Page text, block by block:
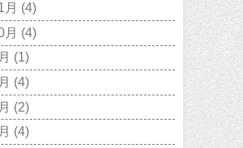
月 (4)
月 (4)
(1)
(4)
(2)
(4)